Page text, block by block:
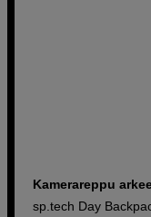
Kamerareppu
sp.tech Day